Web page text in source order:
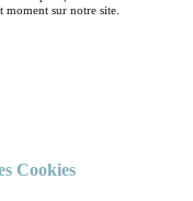
moment sur notre site.
Cookies